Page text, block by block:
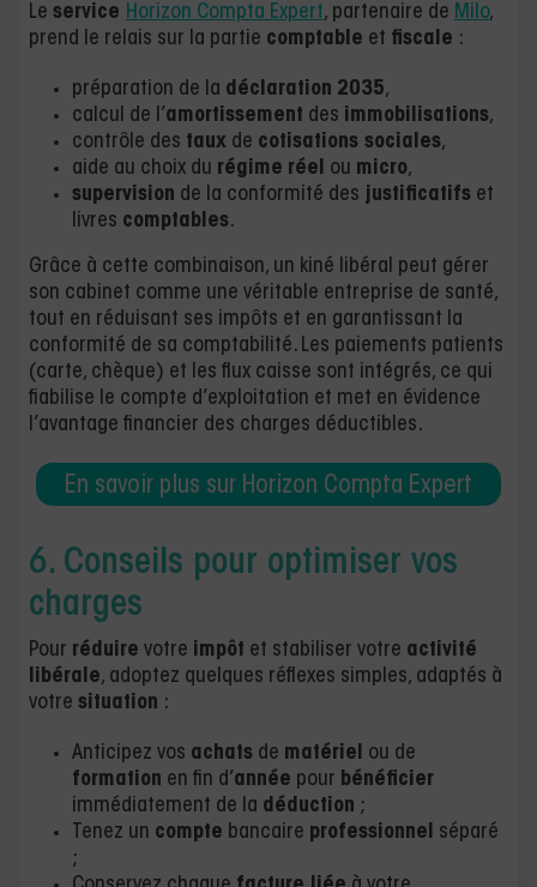
Le service Horizon Compta Expert, partenaire de Milo,
prend le relais sur la partie comptable et fiscale :
préparation de la déclaration 2035,
calcul de l’amortissement des immobilisations,
contrôle des taux de cotisations sociales,
aide au choix du régime réel ou micro,
supervision de la conformité des justificatifs et
livres comptables.
Grâce à cette combinaison, un kiné libéral peut gérer
son cabinet comme une véritable entreprise de santé,
tout en réduisant ses impôts et en garantissant la
conformité de sa comptabilité. Les paiements patients
(carte, chèque) et les flux caisse sont intégrés, ce qui
fiabilise le compte d’exploitation et met en évidence
l’avantage financier des charges déductibles.
En savoir plus sur Horizon Compta Expert
6. Conseils pour optimiser vos
charges
Pour réduire votre impôt et stabiliser votre activité
libérale, adoptez quelques réflexes simples, adaptés à
votre situation :
Anticipez vos achats de matériel ou de
formation en fin d’année pour bénéficier
immédiatement de la déduction ;
Tenez un compte bancaire professionnel séparé
;